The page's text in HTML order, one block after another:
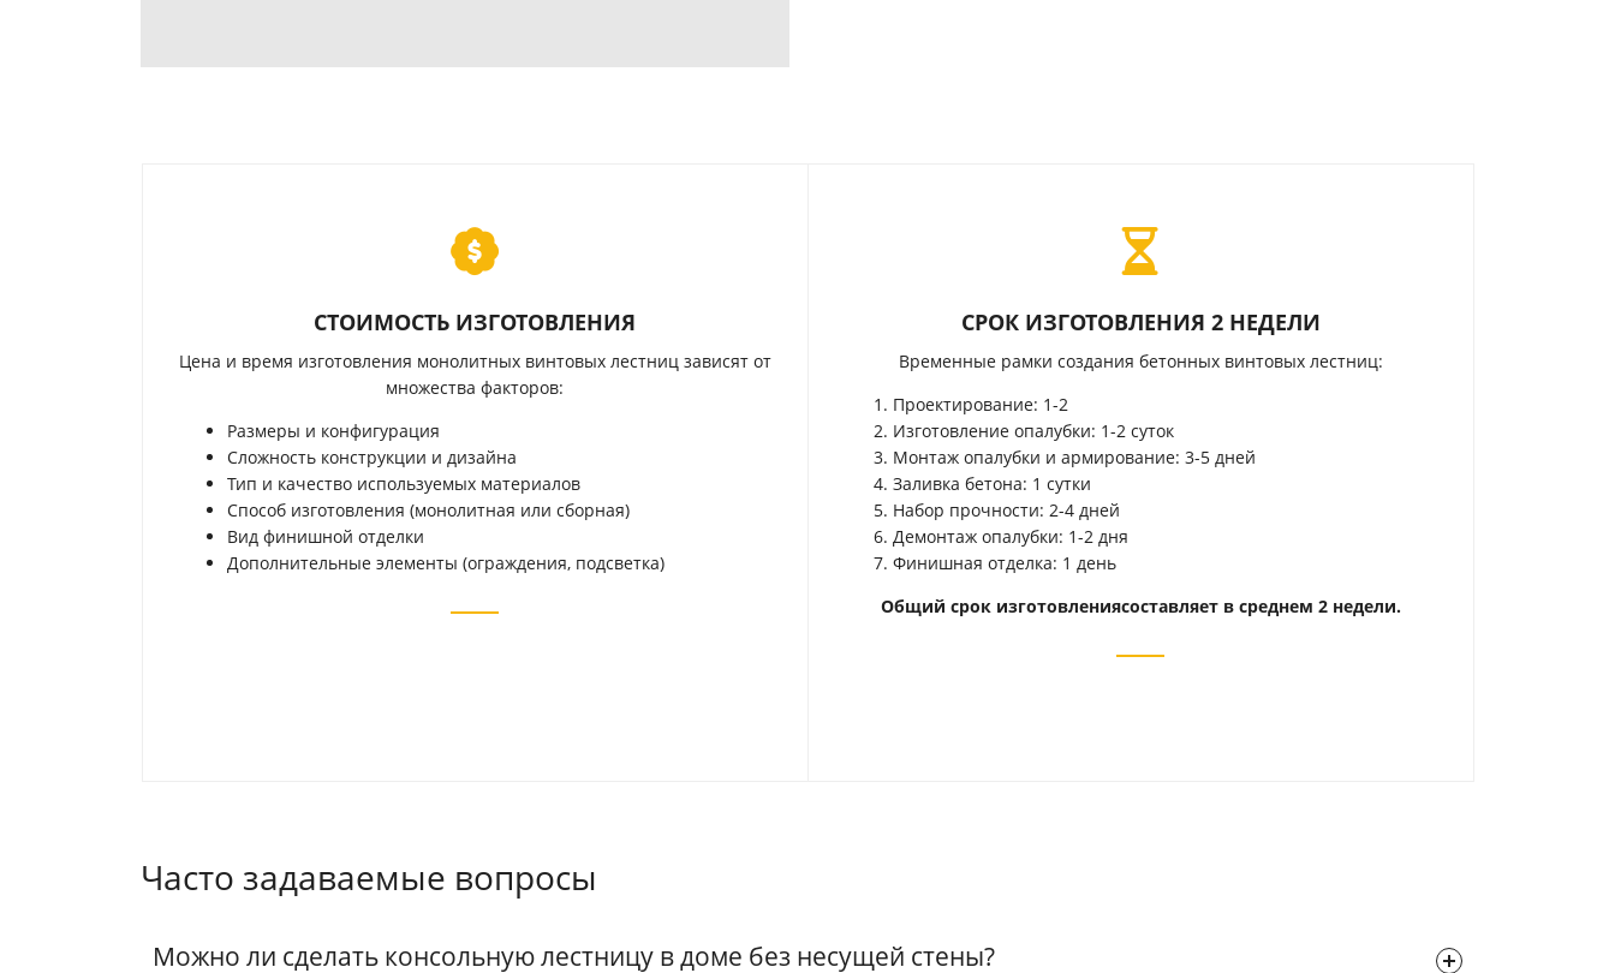
СТОИМОСТЬ ИЗГОТОВЛЕНИЯ
Цена и время изготовления монолитных винтовых лестниц зависят от
множества факторов:
Размеры и конфигурация
Сложность конструкции и дизайна
Тип и качество используемых материалов
Способ изготовления (монолитная или сборная)
Вид финишной отделки
Дополнительные элементы (ограждения, подсветка)
CРОК ИЗГОТОВЛЕНИЯ 2 НЕДЕЛИ
Временные рамки создания бетонных винтовых лестниц:
Проектирование: 1-2
Изготовление опалубки: 1-2 суток
Монтаж опалубки и армирование: 3-5 дней
Заливка бетона: 1 сутки
Набор прочности: 2-4 дней
Демонтаж опалубки: 1-2 дня
Финишная отделка: 1 день
Общий срок изготовлениясоставляет в среднем 2 недели.
Часто задаваемые вопросы
Можно ли сделать консольную лестницу в доме без несущей стены?